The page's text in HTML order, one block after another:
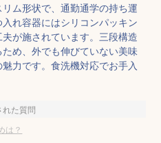
ム形状で、通勤通学の持ち運
れ容器にはシリコンパッキン
が施されています。三段構造
め、外でも伸びていない美味
力です。食洗機対応でお手入
れた質問
は？